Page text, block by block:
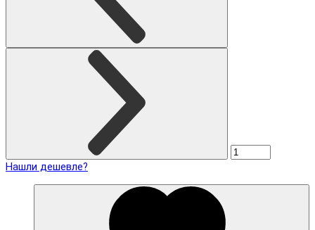
Нашли дешевле?